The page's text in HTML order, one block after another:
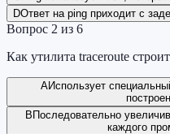
DОтвет на ping приходит с
Вопрос 2 из 6
Как утилита traceroute
AИспользует
B Последовательно
каждого